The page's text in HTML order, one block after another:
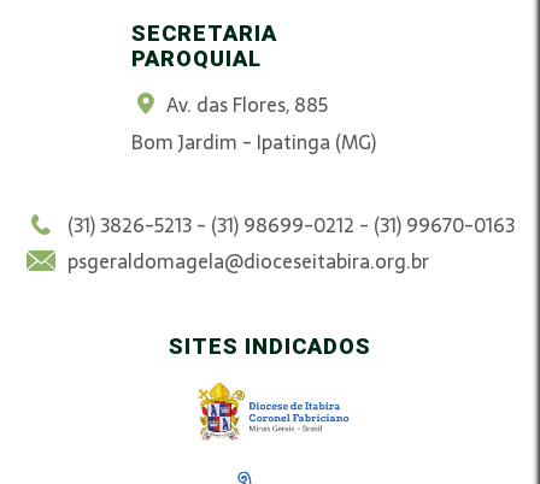
SECRETARIA
PAROQUIAL
Av. das Flores, 885
Bom Jardim - Ipatinga (MG)
(31) 3826-5213 - (31) 98699-0212 - (31) 99670-0163
psgeraldomagela@dioceseitabira.org.br
SITES INDICADOS